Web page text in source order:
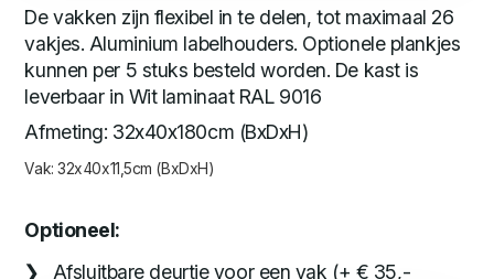
De vakken zijn flexibel in te delen, tot maximaal 26
vakjes. Aluminium labelhouders. Optionele plankjes
kunnen per 5 stuks besteld worden. De kast is
leverbaar in Wit laminaat RAL 9016
Afmeting: 32x40x180cm (BxDxH)
Vak: 32x40x11,5cm (BxDxH)
Optioneel:
Afsluitbare deurtje voor een vak (+ € 35,-